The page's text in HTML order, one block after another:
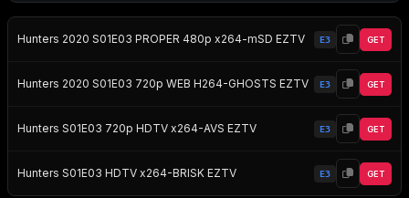
Hunters 2020 S01E03 PROPER 480p x264-mSD EZTV E3 GET
Hunters 2020 S01E03 720p WEB H264-GHOSTS EZTV E3 GET
Hunters S01E03 720p HDTV x264-AVS EZTV E3 GET
Hunters S01E03 HDTV x264-BRISK EZTV E3 GET